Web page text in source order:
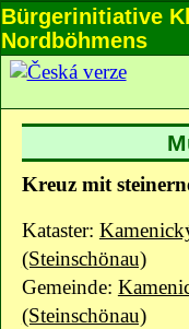
Bürgerinitiative
Nordböhmens
Kreuz mit
Kataster:
(Steinschönau)
Gemeinde:
(Steinschönau)